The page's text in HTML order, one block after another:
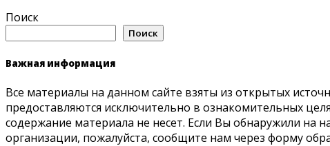
Поиск
Поиск
Важная информация
Все материалы на данном сайте взяты из открытых
предоставляются исключительно в ознакомительных
содержание материала не несет. Если Вы обнаружили
организации, пожалуйста, сообщите нам через форму